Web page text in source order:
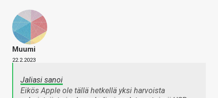
Muumi
22.2.2023
Jaliasi sanoi
Eikös Apple ole tällä hetkellä yksi harvoista